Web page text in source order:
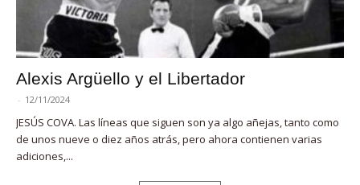
Alexis Argüello y el Libertador
- 12/11/2024
JESÚS COVA. Las líneas que siguen son ya algo añejas, tanto como
de unos nueve o diez años atrás, pero ahora contienen varias
adiciones,...